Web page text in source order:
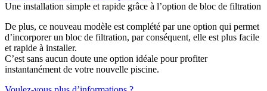
Une installation simple et rapide grâce à l’option de bloc de filtration
De plus, ce nouveau modèle est complété par une option qui permet
d’incorporer un bloc de filtration, par conséquent, elle est plus facile
et rapide à installer.
C’est sans aucun doute une option idéale pour profiter
instantanément de votre nouvelle piscine.